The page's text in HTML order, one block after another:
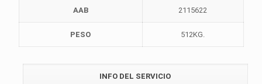
AAB 2115622
PESO 512KG.
INFO DEL SERVICIO